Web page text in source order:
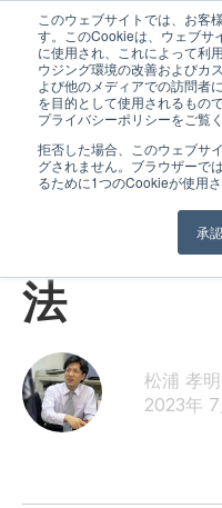
このウェブサイトでは、お客
す。このCookieは、ウェブサ
に使用され、これによって利
ウジング環境の改善およびカ
よび他のメディアでの訪問者
を目的として使用されるもの
プライバシーポリシーをご覧く
拒否した場合、このウェブサ
グされません。ブラウザーで
るために1つのCookieが使用さ
承認
スタッフより
夏休みの
法
松浦 孝明
2023年